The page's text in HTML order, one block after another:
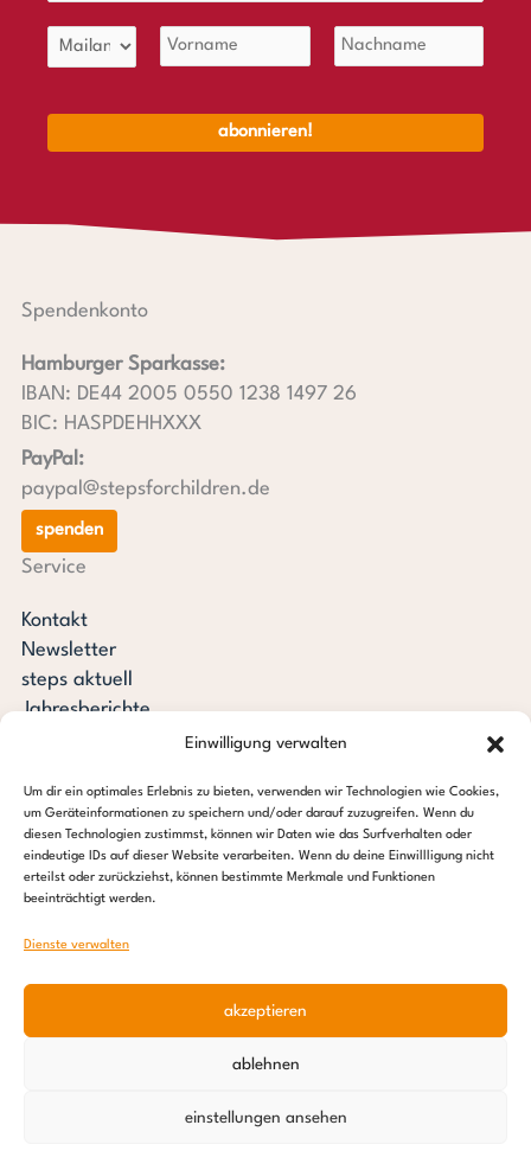
Einwilligung verwalten
Um dir ein optimales Erlebnis zu bieten, verwenden wir Technologien wie Cookies,
um Geräteinformationen zu speichern und/oder darauf zuzugreifen. Wenn du
diesen Technologien zustimmst, können wir Daten wie das Surfverhalten oder
eindeutige IDs auf dieser Website verarbeiten. Wenn du deine Einwillligung nicht
erteilst oder zurückziehst, können bestimmte Merkmale und Funktionen
beeinträchtigt werden.
Dienste verwalten
akzeptieren
ablehnen
einstellungen ansehen
Spendenkonto
Hamburger Sparkasse:
IBAN: DE44 2005 0550 1238 1497 26
BIC: HASPDEHHXXX
PayPal:
paypal@stepsforchildren.de
spenden
Service
Kontakt
Newsletter
steps aktuell
Jahresberichte
Pressespiegel
Stiftung steps for children
c/o Regus Altona
22765 Hamburg
Tel: +49 (0) 40 389 027 – 88
E-Mail: info@stepsforchildren.de
Pinterest
Impressum
Datenschutz
© 2026 Stiftung steps for children